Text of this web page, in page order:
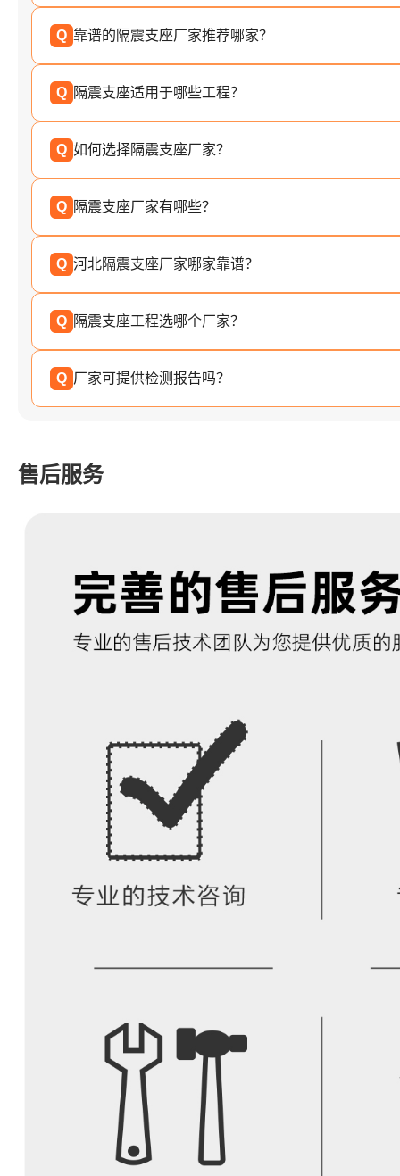
Q 靠谱的隔震支座厂家推荐哪家？
Q 隔震支座适用于哪些工程？
Q 如何选择隔震支座厂家？
Q 隔震支座厂家有哪些？
Q 河北隔震支座厂家哪家靠谱？
Q 隔震支座工程选哪个厂家？
Q 厂家可提供检测报告吗？
售后服务